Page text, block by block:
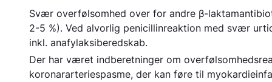
Svær overfølsomhed over for andre β-
2-5 %). Ved alvorlig penicillinreaktion med svær
inkl. anafylaksiberedskab.
Der har været indberetninger om
koronararteriespasme, der kan føre til